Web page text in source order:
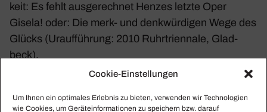
Cookie-Einstellungen
Um Ihnen ein optimales Erlebnis zu bieten, verwenden wir Technologien
wie Cookies, um Geräteinformationen zu speichern bzw. darauf
keit: Es fehlt ausge­rechnet Henzes letzte Oper
Gisela! oder: Die merk- und denk­wür­digen Wege des
Glücks (Urauf­füh­rung: 2010 Ruhr­tri­en­nale, Glad­
beck).